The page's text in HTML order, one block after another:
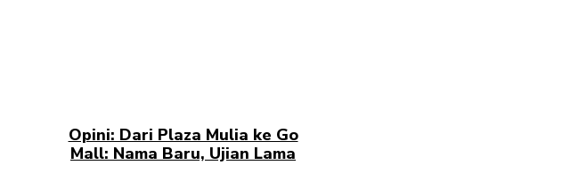
Opini: Dari Plaza Mulia ke Go
Mall: Nama Baru, Ujian Lama